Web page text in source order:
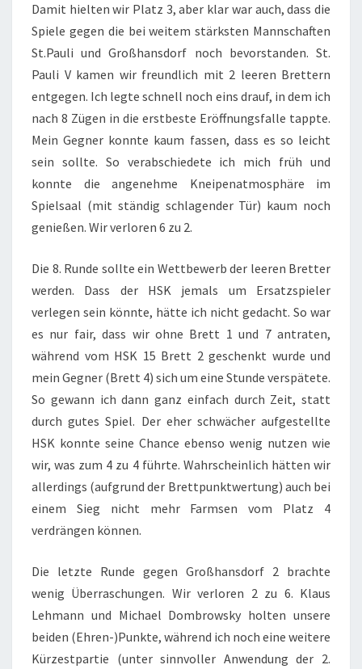
Damit hielten wir Platz 3, aber klar war auch, dass die
Spiele gegen die bei weitem stärksten Mannschaften
St.Pauli und Großhansdorf noch bevorstanden. St.
Pauli V kamen wir freundlich mit 2 leeren Brettern
entgegen. Ich legte schnell noch eins drauf, in dem ich
nach 8 Zügen in die erstbeste Eröffnungsfalle tappte.
Mein Gegner konnte kaum fassen, dass es so leicht
sein sollte. So verabschiedete ich mich früh und
konnte die angenehme Kneipenatmosphäre im
Spielsaal (mit ständig schlagender Tür) kaum noch
genießen. Wir verloren 6 zu 2.
Die 8. Runde sollte ein Wettbewerb der leeren Bretter
werden. Dass der HSK jemals um Ersatzspieler
verlegen sein könnte, hätte ich nicht gedacht. So war
es nur fair, dass wir ohne Brett 1 und 7 antraten,
während vom HSK 15 Brett 2 geschenkt wurde und
mein Gegner (Brett 4) sich um eine Stunde verspätete.
So gewann ich dann ganz einfach durch Zeit, statt
durch gutes Spiel. Der eher schwächer aufgestellte
HSK konnte seine Chance ebenso wenig nutzen wie
wir, was zum 4 zu 4 führte. Wahrscheinlich hätten wir
allerdings (aufgrund der Brettpunktwertung) auch bei
einem Sieg nicht mehr Farmsen vom Platz 4
verdrängen können.
Die letzte Runde gegen Großhansdorf 2 brachte
wenig Überraschungen. Wir verloren 2 zu 6. Klaus
Lehmann und Michael Dombrowsky holten unsere
beiden (Ehren-)Punkte, während ich noch eine weitere
Kürzestpartie (unter sinnvoller Anwendung der 2.